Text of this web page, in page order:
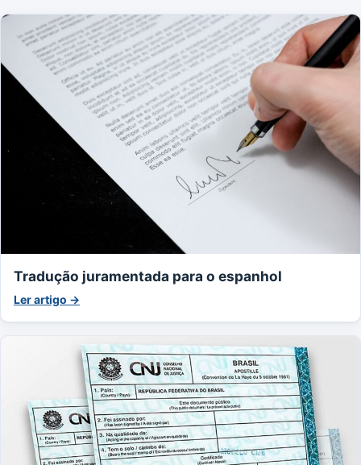
Tradução juramentada para o espanhol
Ler artigo →